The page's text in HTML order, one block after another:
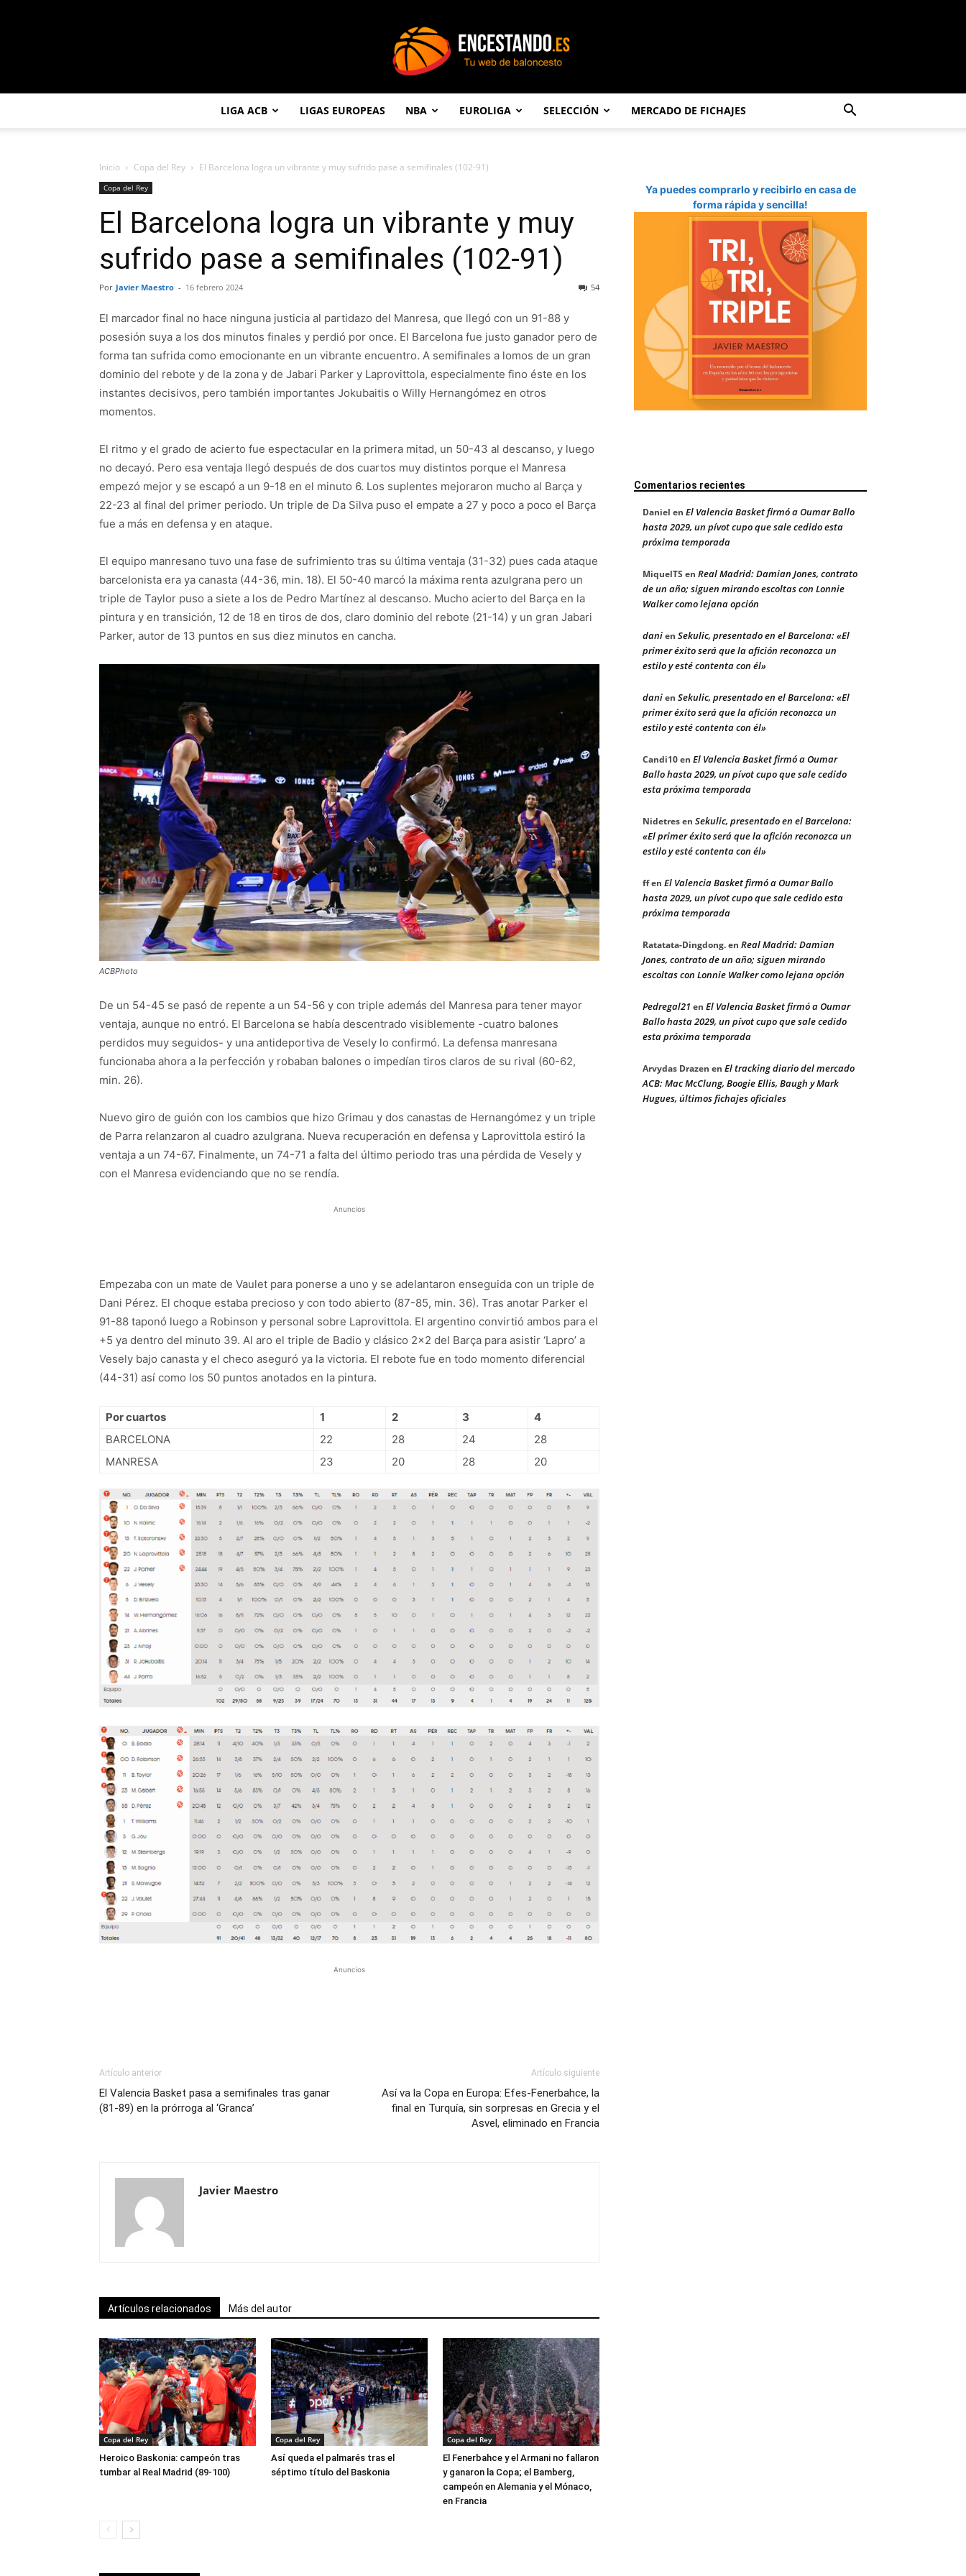
LIGA ACB LIGAS EUROPEAS NBA EUROLIGA SELECCIÓN MERCADO DE FICHAJES
Inicio Copa del Rey El Barcelona logra un vibrante y muy sufrido pase a semifinales (102-91)
Copa del Rey
El Barcelona logra un vibrante y muy
sufrido pase a semifinales (102-91)
Por Javier Maestro - 16 febrero 2024 54
El marcador final no hace ninguna justicia al partidazo del Manresa, que llegó con un 91-88 y
posesión suya a los dos minutos finales y perdió por once. El Barcelona fue justo ganador pero de
forma tan sufrida como emocionante en un vibrante encuentro. A semifinales a lomos de un gran
dominio del rebote y de la zona y de Jabari Parker y Laprovittola, especialmente fino éste en los
instantes decisivos, pero también importantes Jokubaitis o Willy Hernangómez en otros
momentos.
El ritmo y el grado de acierto fue espectacular en la primera mitad, un 50-43 al descanso, y luego
no decayó. Pero esa ventaja llegó después de dos cuartos muy distintos porque el Manresa
empezó mejor y se escapó a un 9-18 en el minuto 6. Los suplentes mejoraron mucho al Barça y
22-23 al final del primer periodo. Un triple de Da Silva puso el empate a 27 y poco a poco el Barça
fue a más en defensa y en ataque.
El equipo manresano tuvo una fase de sufrimiento tras su última ventaja (31-32) pues cada ataque
barcelonista era ya canasta (44-36, min. 18). El 50-40 marcó la máxima renta azulgrana pero un
triple de Taylor puso a siete a los de Pedro Martínez al descanso. Mucho acierto del Barça en la
pintura y en transición, 12 de 18 en tiros de dos, claro dominio del rebote (21-14) y un gran Jabari
Parker, autor de 13 puntos en sus diez minutos en cancha.
ACBPhoto
De un 54-45 se pasó de repente a un 54-56 y con triple además del Manresa para tener mayor
ventaja, aunque no entró. El Barcelona se había descentrado visiblemente -cuatro balones
perdidos muy seguidos- y una antideportiva de Vesely lo confirmó. La defensa manresana
funcionaba ahora a la perfección y robaban balones o impedían tiros claros de su rival (60-62,
min. 26).
Nuevo giro de guión con los cambios que hizo Grimau y dos canastas de Hernangómez y un triple
de Parra relanzaron al cuadro azulgrana. Nueva recuperación en defensa y Laprovittola estiró la
ventaja a un 74-67. Finalmente, un 74-71 a falta del último periodo tras una pérdida de Vesely y
con el Manresa evidenciando que no se rendía.
Anuncios
Empezaba con un mate de Vaulet para ponerse a uno y se adelantaron enseguida con un triple de
Dani Pérez. El choque estaba precioso y con todo abierto (87-85, min. 36). Tras anotar Parker el
91-88 taponó luego a Robinson y personal sobre Laprovittola. El argentino convirtió ambos para el
+5 ya dentro del minuto 39. Al aro el triple de Badio y clásico 2×2 del Barça para asistir ‘Lapro’ a
Vesely bajo canasta y el checo aseguró ya la victoria. El rebote fue en todo momento diferencial
(44-31) así como los 50 puntos anotados en la pintura.
Por cuartos 1 2 3
4
BARCELONA
22 28 24
28
MANRESA
23 20 28 20
Anuncios
Artículo anterior
El Valencia Basket pasa a semifinales tras ganar
(81-89) en la prórroga al ‘Granca’
Artículo siguiente
Así va la Copa en Europa: Efes-Fenerbahce, la
final en Turquía, sin sorpresas en Grecia y el
Asvel, eliminado en Francia
Javier Maestro
Artículos relacionados Más del autor
Copa del Rey
Heroico Baskonia: campeón tras
tumbar al Real Madrid (89-100)
Copa del Rey
Así queda el palmarés tras el
séptimo título del Baskonia
Copa del Rey
El Fenerbahce y el Armani no fallaron
y ganaron la Copa; el Bamberg,
campeón en Alemania y el Mónaco,
en Francia
Ya puedes comprarlo y recibirlo en casa de
forma rápida y sencilla!
Comentarios recientes
Daniel en El Valencia Basket firmó a Oumar Ballo
hasta 2029, un pívot cupo que sale cedido esta
próxima temporada
MiquelTS en Real Madrid: Damian Jones, contrato
de un año; siguen mirando escoltas con Lonnie
Walker como lejana opción
danien Sekulic, presentado en el Barcelona: «El
primer éxito será que la afición reconozca un
estilo y esté contenta con él»
danien Sekulic, presentado en el Barcelona: «El
primer éxito será que la afición reconozca un
estilo y esté contenta con él»
Candi10en El Valencia Basket firmó a Oumar
Ballo hasta 2029, un pívot cupo que sale cedido
esta próxima temporada
Nidetresen Sekulic, presentado en el Barcelona:
«El primer éxito será que la afición reconozca un
estilo y esté contenta con él»
ffen El Valencia Basket firmó a Oumar Ballo
hasta 2029, un pívot cupo que sale cedido esta
próxima temporada
Ratatata-Dingdong.en Real Madrid: Damian
Jones, contrato de un año; siguen mirando
escoltas con Lonnie Walker como lejana opción
Pedregal21 en El Valencia Basket firmó a Oumar
Ballo hasta 2029, un pívot cupo que sale cedido
esta próxima temporada
Arvydas Drazen en El tracking diario del mercado
ACB: Mac McClung, Boogie Ellis, Baugh y Mark
Hugues, últimos fichajes oficiales